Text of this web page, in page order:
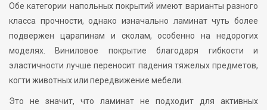
Обе категории напольных покрытий имеют варианты разного
класса прочности, однако изначально ламинат чуть более
подвержен царапинам и сколам, особенно на недорогих
моделях. Виниловое покрытие благодаря гибкости и
эластичности лучше переносит падения тяжелых предметов,
когти животных или передвижение мебели.
Это не значит, что ламинат не подходит для активных